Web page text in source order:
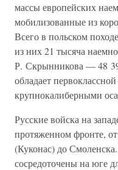
массы европейских
мобилизованные из
Всего в польском
из них 21 тысяча
Р. Скрынникова — 48
обладает
крупнокалиберными
Русские войска на
протяженном фронте,
(Куконас) до
сосредоточены на юге